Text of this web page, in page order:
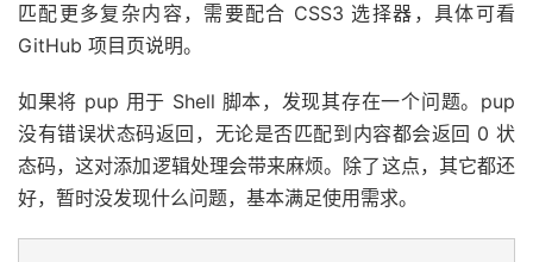
匹配更多复杂内容，需要配合 CSS3 选择器，具体可看
GitHub 项目页说明。
如果将 pup 用于 Shell 脚本，发现其存在一个问题。pup
没有错误状态码返回，无论是否匹配到内容都会返回 0 状
态码，这对添加逻辑处理会带来麻烦。除了这点，其它都还
好，暂时没发现什么问题，基本满足使用需求。